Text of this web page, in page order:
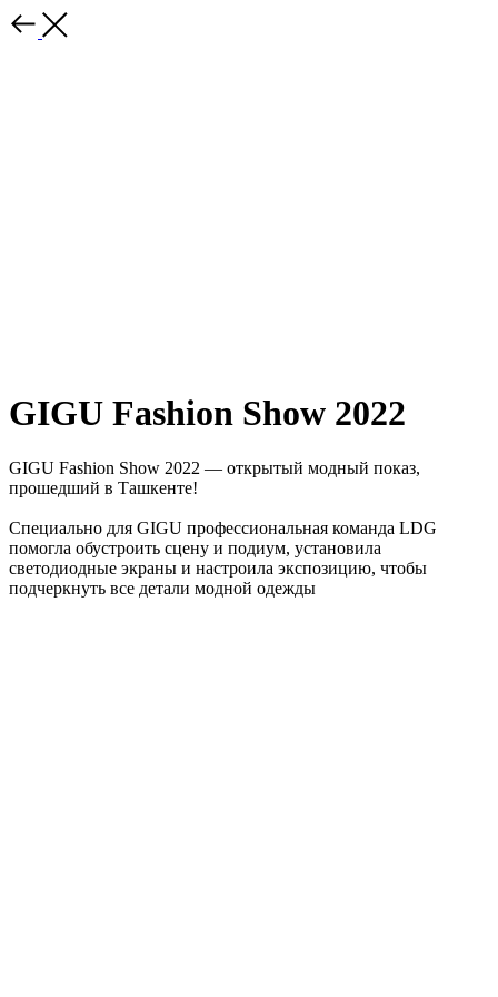
GIGU Fashion Show 2022
GIGU Fashion Show 2022 — открытый модный показ,
прошедший в Ташкенте!
Специально для GIGU профессиональная команда LDG
помогла обустроить сцену и подиум, установила
светодиодные экраны и настроила экспозицию, чтобы
подчеркнуть все детали модной одежды